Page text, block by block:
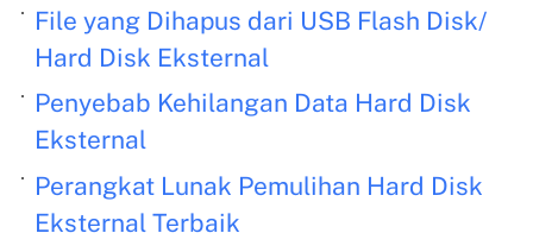
File yang Dihapus dari USB Flash Disk/
Hard Disk Eksternal
Penyebab Kehilangan Data Hard Disk
Eksternal
Perangkat Lunak Pemulihan Hard Disk
Eksternal Terbaik